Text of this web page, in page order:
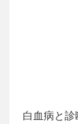
白血病と